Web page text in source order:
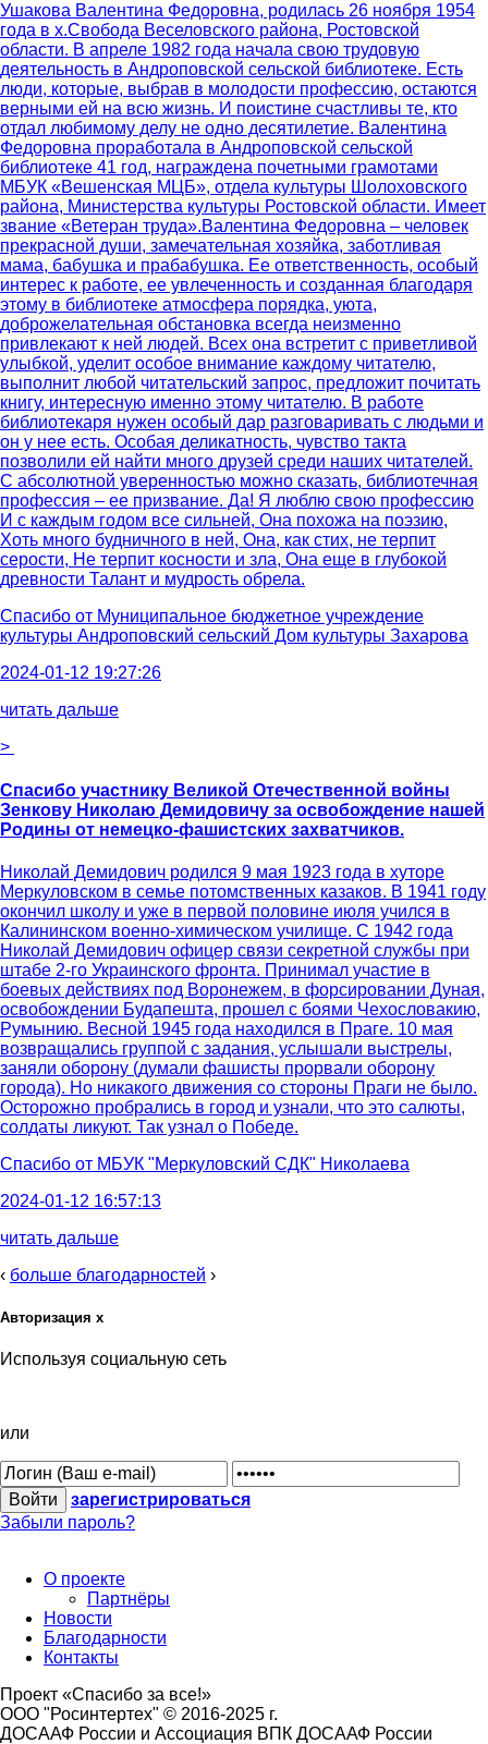
Ушакова Валентина Федоровна, родилась 26 ноября 1954
года в х.Свобода Веселовского района, Ростовской
области. В апреле 1982 года начала свою трудовую
деятельность в Андроповской сельской библиотеке. Есть
люди, которые, выбрав в молодости профессию, остаются
верными ей на всю жизнь. И поистине счастливы те, кто
отдал любимому делу не одно десятилетие. Валентина
Федоровна проработала в Андроповской сельской
библиотеке 41 год, награждена почетными грамотами
МБУК «Вешенская МЦБ», отдела культуры Шолоховского
района, Министерства культуры Ростовской области. Имеет
звание «Ветеран труда».Валентина Федоровна – человек
прекрасной души, замечательная хозяйка, заботливая
мама, бабушка и прабабушка. Ее ответственность, особый
интерес к работе, ее увлеченность и созданная благодаря
этому в библиотеке атмосфера порядка, уюта,
доброжелательная обстановка всегда неизменно
привлекают к ней людей. Всех она встретит с приветливой
улыбкой, уделит особое внимание каждому читателю,
выполнит любой читательский запрос, предложит почитать
книгу, интересную именно этому читателю. В работе
библиотекаря нужен особый дар разговаривать с людьми и
он у нее есть. Особая деликатность, чувство такта
позволили ей найти много друзей среди наших читателей.
С абсолютной уверенностью можно сказать, библиотечная
профессия – ее призвание. Да! Я люблю свою профессию
И с каждым годом все сильней, Она похожа на поэзию,
Хоть много будничного в ней, Она, как стих, не терпит
серости, Не терпит косности и зла, Она еще в глубокой
древности Талант и мудрость обрела.
Спасибо от Муниципальное бюджетное учреждение
культуры Андроповский сельский Дом культуры Захарова
2024-01-12 19:27:26
читать дальше
>
Спасибо участнику Великой Отечественной войны
Зенкову Николаю Демидовичу за освобождение нашей
Родины от немецко-фашистских захватчиков.
Николай Демидович родился 9 мая 1923 года в хуторе
Меркуловском в семье потомственных казаков. В 1941 году
окончил школу и уже в первой половине июля учился в
Калининском военно-химическом училище. С 1942 года
Николай Демидович офицер связи секретной службы при
штабе 2-го Украинского фронта. Принимал участие в
боевых действиях под Воронежем, в форсировании Дуная,
освобождении Будапешта, прошел с боями Чехословакию,
Румынию. Весной 1945 года находился в Праге. 10 мая
возвращались группой с задания, услышали выстрелы,
заняли оборону (думали фашисты прорвали оборону
города). Но никакого движения со стороны Праги не было.
Осторожно пробрались в город и узнали, что это салюты,
солдаты ликуют. Так узнал о Победе.
Спасибо от МБУК "Меркуловский СДК" Николаева
2024-01-12 16:57:13
читать дальше
‹ больше благодарностей ›
Авторизация x
Используя социальную сеть
или
зарегистрироваться
Забыли пароль?
О проекте
Партнёры
Новости
Благодарности
Контакты
Проект «Спасибо за все!»
ООО "Росинтертех" © 2016-2025 г.
ДОСААФ России и Ассоциация ВПК ДОСААФ России